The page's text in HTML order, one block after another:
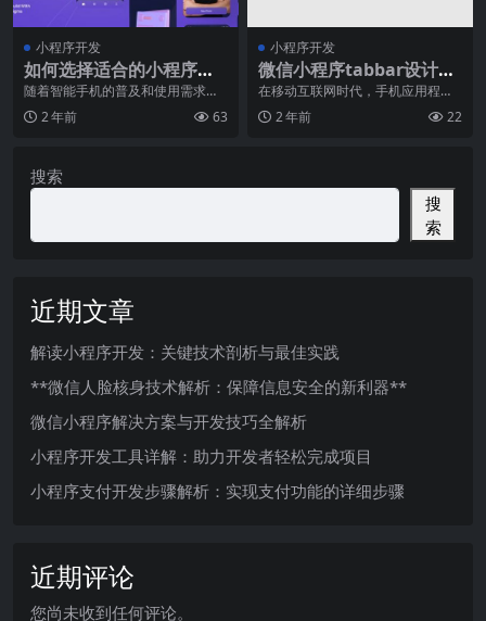
小程序开发
如何选择适合的小程序开
发框架
随着智能手机的普及和使用需求的
增加，小程序逐渐成为了移动应用
领域的热门概念。相比
2 年前 63
小程序开发
微信小程序tabbar设计的
灵感来源
在移动互联网时代，手机应用程序
已经成为人们生活中不可或缺的一
部分。无论是购物、社
2 年前 22
搜索
搜
索
近期文章
解读小程序开发：关键技术剖析与最佳实践
**微信人脸核身技术解析：保障信息安全的新利器**
微信小程序解决方案与开发技巧全解析
小程序开发工具详解：助力开发者轻松完成项目
小程序支付开发步骤解析：实现支付功能的详细步骤
近期评论
您尚未收到任何评论。